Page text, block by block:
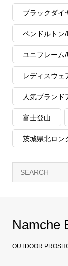
ブラックダイ
ペンドルトン
ユニフレーム
レディスウェ
人気ブランド
富士登山
茨城県北ロン
Namche
OUTDOOR